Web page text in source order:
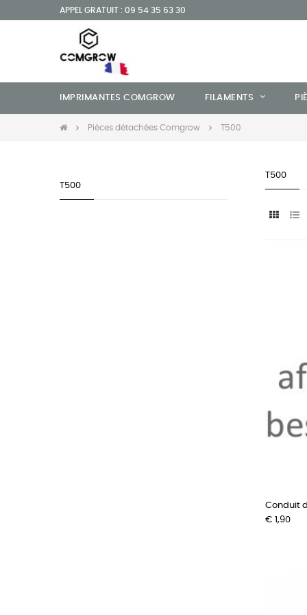
APPEL GRATUIT : 09 54 35 63 30
IMPRIMANTES COMGROW FILAMENTS
Pièces détachées Comgrow T500
T500
T500
Conduit
Prijs
€ 1,90